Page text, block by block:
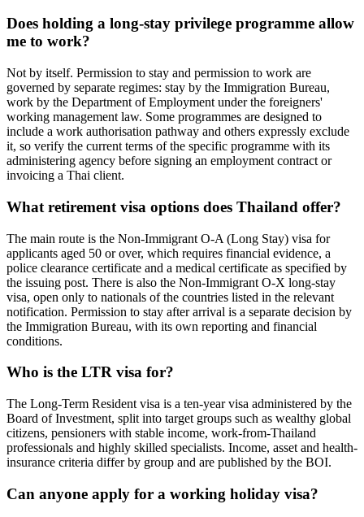
Does holding a long-stay privilege programme allow
me to work?
Not by itself. Permission to stay and permission to work are
governed by separate regimes: stay by the Immigration Bureau,
work by the Department of Employment under the foreigners'
working management law. Some programmes are designed to
include a work authorisation pathway and others expressly exclude
it, so verify the current terms of the specific programme with its
administering agency before signing an employment contract or
invoicing a Thai client.
What retirement visa options does Thailand offer?
The main route is the Non-Immigrant O-A (Long Stay) visa for
applicants aged 50 or over, which requires financial evidence, a
police clearance certificate and a medical certificate as specified by
the issuing post. There is also the Non-Immigrant O-X long-stay
visa, open only to nationals of the countries listed in the relevant
notification. Permission to stay after arrival is a separate decision by
the Immigration Bureau, with its own reporting and financial
conditions.
Who is the LTR visa for?
The Long-Term Resident visa is a ten-year visa administered by the
Board of Investment, split into target groups such as wealthy global
citizens, pensioners with stable income, work-from-Thailand
professionals and highly skilled specialists. Income, asset and health-
insurance criteria differ by group and are published by the BOI.
Can anyone apply for a working holiday visa?